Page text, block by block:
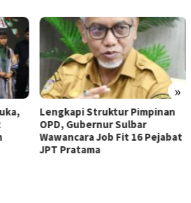
»
Lengkapi Struktur Pimpinan
OPD, Gubernur Sulbar
Wawancara Job Fit 16 Pejabat
JPT Pratama